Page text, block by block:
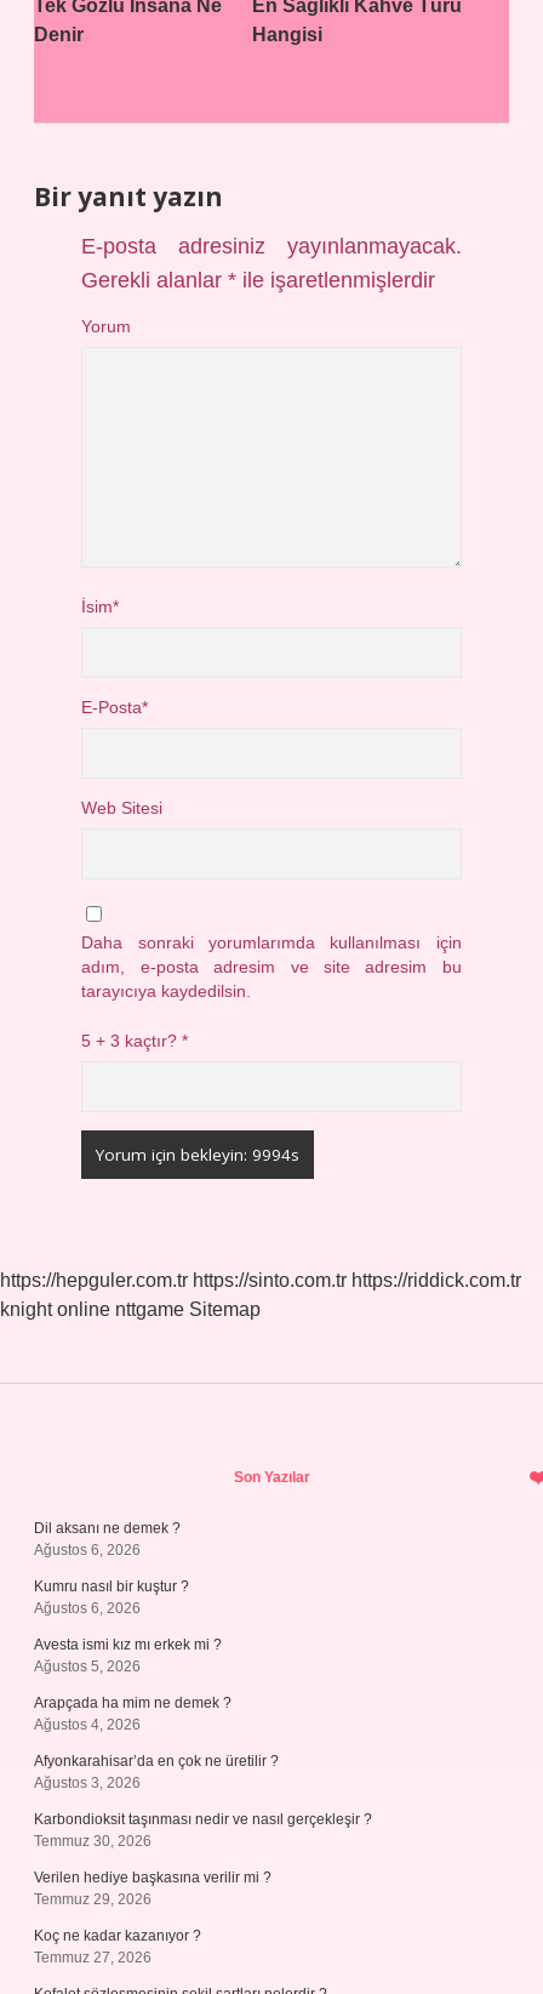
Tek Gözlü Insana Ne
Denir
En Sağlıklı Kahve Türü
Hangisi
Bir yanıt yazın
E-posta adresiniz yayınlanmayacak.
Gerekli alanlar* ile işaretlenmişlerdir
Yorum
İsim*
E-Posta*
Web Sitesi
Daha sonraki yorumlarımda kullanılması için
adım, e-posta adresim ve site adresim bu
tarayıcıya kaydedilsin.
5 + 3 kaçtır?*
https://hepguler.com.tr https://sinto.com.tr https://riddick.com.tr
knight online nttgame Sitemap
Son Yazılar
Dil aksanı ne demek ?
Ağustos 6, 2026
Kumru nasıl bir kuştur ?
Ağustos 6, 2026
Avesta ismi kız mı erkek mi ?
Ağustos 5, 2026
Arapçada ha mim ne demek ?
Ağustos 4, 2026
Afyonkarahisar’da en çok ne üretilir ?
Ağustos 3, 2026
Karbondioksit taşınması nedir ve nasıl gerçekleşir ?
Temmuz 30, 2026
Verilen hediye başkasına verilir mi ?
Temmuz 29, 2026
Koç ne kadar kazanıyor ?
Temmuz 27, 2026